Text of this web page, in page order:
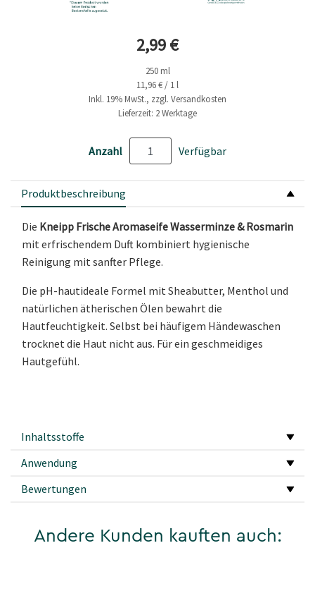
Aktueller Preis
2,99 €
250 ml
11,96 € / 1 l
Inkl. 19% MwSt., zzgl. Versandkosten
Lieferzeit: 2 Werktage
Anzahl Verfügbar
Produktbeschreibung
Die Kneipp Frische Aromaseife Wasserminze & Rosmarin
mit erfrischendem Duft kombiniert hygienische
Reinigung mit sanfter Pflege.
Die pH-hautideale Formel mit Sheabutter, Menthol und
natürlichen ätherischen Ölen bewahrt die
Hautfeuchtigkeit. Selbst bei häufigem Händewaschen
trocknet die Haut nicht aus. Für ein geschmeidiges
Hautgefühl.
Inhaltsstoffe
Anwendung
Bewertungen
Andere Kunden kauften auch: